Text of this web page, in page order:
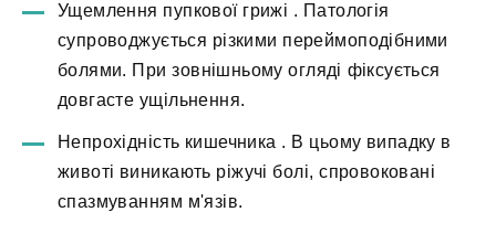
Ущемлення пупкової грижі . Патологія
супроводжується різкими переймоподібними
болями. При зовнішньому огляді фіксується
довгасте ущільнення.
Непрохідність кишечника . В цьому випадку в
животі виникають ріжучі болі, спровоковані
спазмуванням м'язів.